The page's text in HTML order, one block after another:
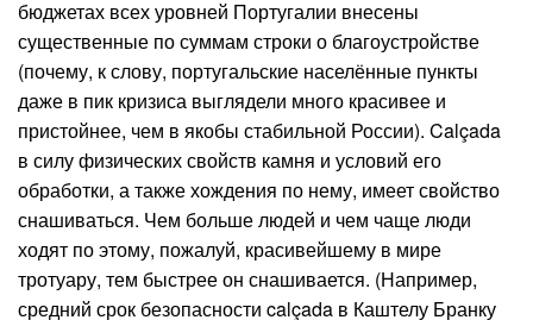
бюджетах всех уровней Португалии внесены
существенные по суммам строки о благоустройстве
(почему, к слову, португальские населённые пункты
даже в пик кризиса выглядели много красивее и
пристойнее, чем в якобы стабильной России). Calçada
в силу физических свойств камня и условий его
обработки, а также хождения по нему, имеет свойство
снашиваться. Чем больше людей и чем чаще люди
ходят по этому, пожалуй, красивейшему в мире
тротуару, тем быстрее он снашивается. (Например,
средний срок безопасности calçada в Каштелу Бранку